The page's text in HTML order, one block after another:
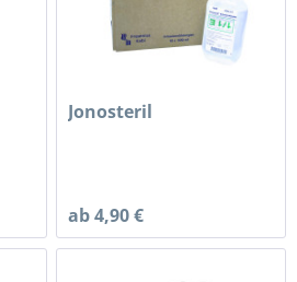
Jonosteril
ab 4,90 €